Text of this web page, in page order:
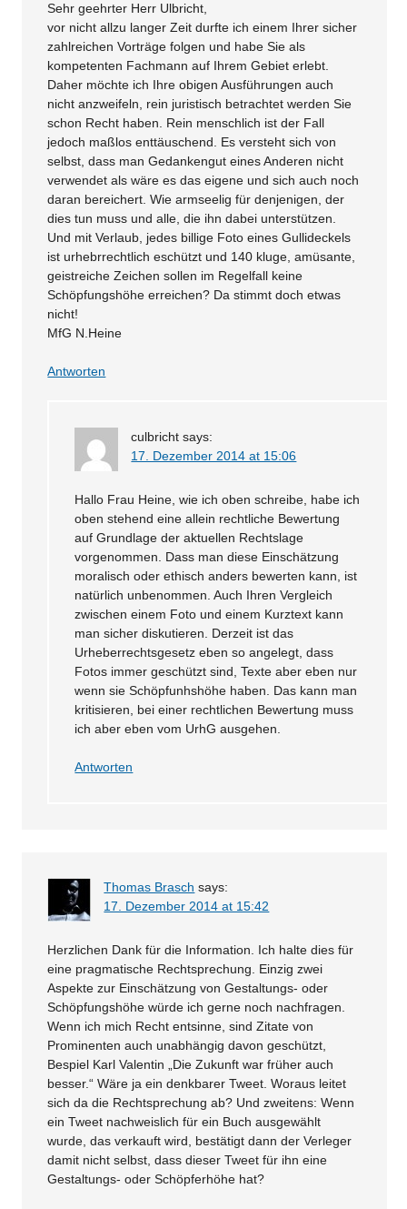
Sehr geehrter Herr Ulbricht,
vor nicht allzu langer Zeit durfte ich einem Ihrer sicher
zahlreichen Vorträge folgen und habe Sie als
kompetenten Fachmann auf Ihrem Gebiet erlebt.
Daher möchte ich Ihre obigen Ausführungen auch
nicht anzweifeln, rein juristisch betrachtet werden Sie
schon Recht haben. Rein menschlich ist der Fall
jedoch maßlos enttäuschend. Es versteht sich von
selbst, dass man Gedankengut eines Anderen nicht
verwendet als wäre es das eigene und sich auch noch
daran bereichert. Wie armseelig für denjenigen, der
dies tun muss und alle, die ihn dabei unterstützen.
Und mit Verlaub, jedes billige Foto eines Gullideckels
ist urhebrrechtlich eschützt und 140 kluge, amüsante,
geistreiche Zeichen sollen im Regelfall keine
Schöpfungshöhe erreichen? Da stimmt doch etwas
nicht!
MfG N.Heine
Antworten
culbricht says:
17. Dezember 2014 at 15:06
Hallo Frau Heine, wie ich oben schreibe, habe ich
oben stehend eine allein rechtliche Bewertung
auf Grundlage der aktuellen Rechtslage
vorgenommen. Dass man diese Einschätzung
moralisch oder ethisch anders bewerten kann, ist
natürlich unbenommen. Auch Ihren Vergleich
zwischen einem Foto und einem Kurztext kann
man sicher diskutieren. Derzeit ist das
Urheberrechtsgesetz eben so angelegt, dass
Fotos immer geschützt sind, Texte aber eben nur
wenn sie Schöpfunhshöhe haben. Das kann man
kritisieren, bei einer rechtlichen Bewertung muss
ich aber eben vom UrhG ausgehen.
Antworten
Thomas Brasch says:
17. Dezember 2014 at 15:42
Herzlichen Dank für die Information. Ich halte dies für
eine pragmatische Rechtsprechung. Einzig zwei
Aspekte zur Einschätzung von Gestaltungs- oder
Schöpfungshöhe würde ich gerne noch nachfragen.
Wenn ich mich Recht entsinne, sind Zitate von
Prominenten auch unabhängig davon geschützt,
Bespiel Karl Valentin „Die Zukunft war früher auch
besser.“ Wäre ja ein denkbarer Tweet. Woraus leitet
sich da die Rechtsprechung ab? Und zweitens: Wenn
ein Tweet nachweislich für ein Buch ausgewählt
wurde, das verkauft wird, bestätigt dann der Verleger
damit nicht selbst, dass dieser Tweet für ihn eine
Gestaltungs- oder Schöpferhöhe hat?